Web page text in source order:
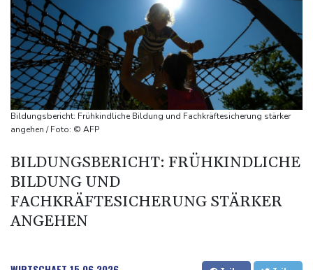
Integrität der Ukraine
Sieg auf der längsten Etappe: Vollering übernimmt
Gesamtführung
Drohne explodiert an der Grenze zwischen Rumänien und
Bulgarien nahe Gaspipeline
Lionel Messi trauert um seinen Vater
Absturz von Ultraleichtflugzeug: 72-jähriger Pilot stirbt in Baden-
Selenskyj warnt in Belgrad vor Folgen russischer Angriffe für
den Winter
Drohnen über Bundeswehrstandort in Nordrhein-Westfalen
gesichtet
Bildungsbericht: Frühkindliche Bildung und Fachkräftesicherung stärker
angehen / Foto: © AFP
BILDUNGSBERICHT: FRÜHKINDLICHE
BILDUNG UND
FACHKRÄFTESICHERUNG STÄRKER
ANGEHEN